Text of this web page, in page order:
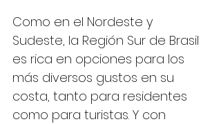
Como en el Nordeste y
Sudeste, la Región Sur de Brasil
es rica en opciones para los
más diversos gustos en su
costa, tanto para residentes
como para turistas. Y con